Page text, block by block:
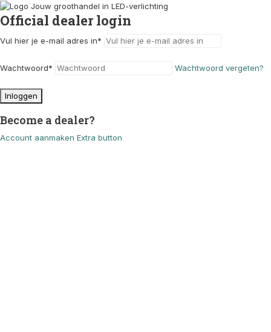
Official dealer login
Vul hier je e-mail adres in*
Wachtwoord* Wachtwoord vergeten?
Inloggen
Become a dealer?
Account aanmaken Extra button